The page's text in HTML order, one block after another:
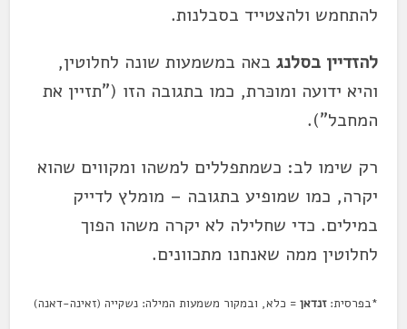
להתחמש ולהצטייד בסבלנות.
להזדיין בסלנג באה במשמעות שונה לחלוטין,
והיא ידועה ומוכּרת, כמו בתגובה הזו ("תזיין את
המחבל").
רק שימו לב: כשמתפללים למשהו ומקווים שהוא
יקרה, כמו שמופיע בתגובה – מומלץ לדייק
במילים. כדי שחלילה לא יקרה משהו הפוך
לחלוטין ממה שאנחנו מתכוונים.
*בפרסית:זנדאן = כלא, ובמקור משמעות המילה: נשקייה (זאינה-דאנה)